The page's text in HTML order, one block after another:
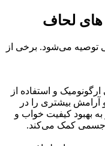
های لحاف
توصیه می‌شود. برخی از
و استفاده از
بیشتری را در
بهبود کیفیت خواب و
جسمی کمک می‌کند.